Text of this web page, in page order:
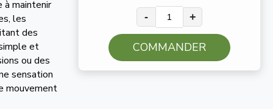
- +
COMMANDER
à maintenir
les
des
et
ou des
sensation
mouvement